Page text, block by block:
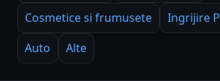
Cosmetice si frumusete
Ingrijire
Auto
Alte